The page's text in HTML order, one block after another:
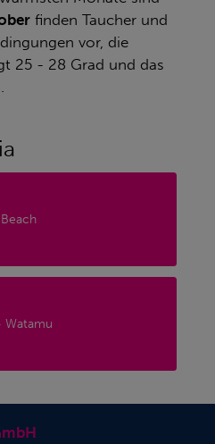
finden Taucher und
vor, die
25 - 28 Grad und das
Watamu